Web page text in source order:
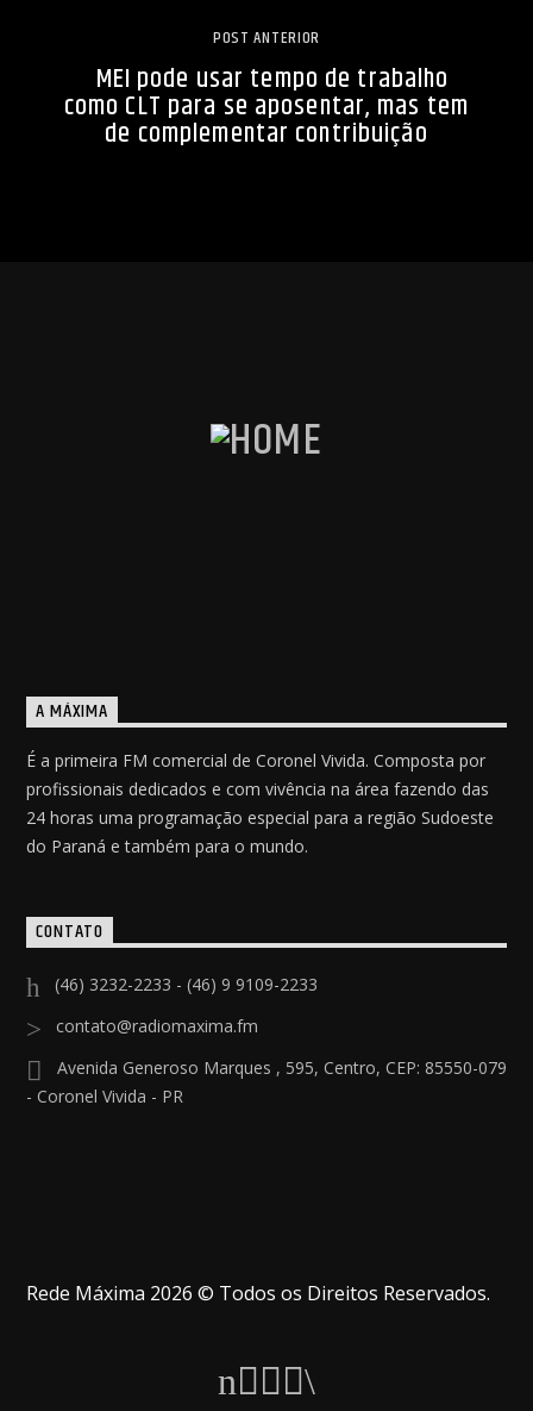
POST ANTERIOR
MEI pode usar tempo de trabalho
como CLT para se aposentar, mas tem
de complementar contribuição
A MÁXIMA
É a primeira FM comercial de Coronel Vivida. Composta por
profissionais dedicados e com vivência na área fazendo das
24 horas uma programação especial para a região Sudoeste
do Paraná e também para o mundo.
CONTATO
(46) 3232-2233 - (46) 9 9109-2233
contato@radiomaxima.fm
Avenida Generoso Marques , 595, Centro, CEP: 85550-079
- Coronel Vivida - PR
Rede Máxima 2026 © Todos os Direitos Reservados.